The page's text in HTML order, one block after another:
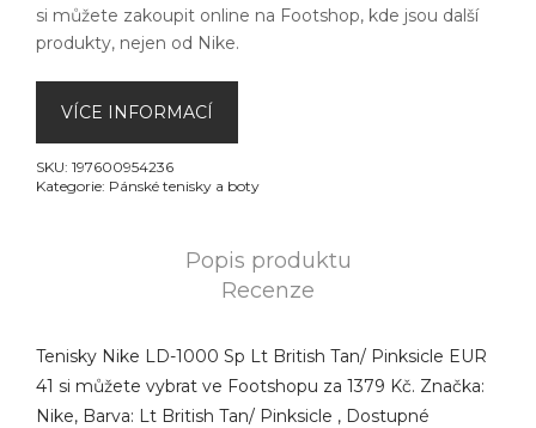
si můžete zakoupit online na Footshop, kde jsou další
produkty, nejen od Nike.
VÍCE INFORMACÍ
SKU: 197600954236
Kategorie: Pánské tenisky a boty
Popis produktu
Recenze
Tenisky Nike LD-1000 Sp Lt British Tan/ Pinksicle EUR
41 si můžete vybrat ve Footshopu za 1379 Kč. Značka:
Nike, Barva: Lt British Tan/ Pinksicle , Dostupné